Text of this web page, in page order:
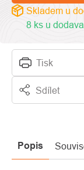
Tisk
Sdílet
Skladem u
8 ks u
Popis